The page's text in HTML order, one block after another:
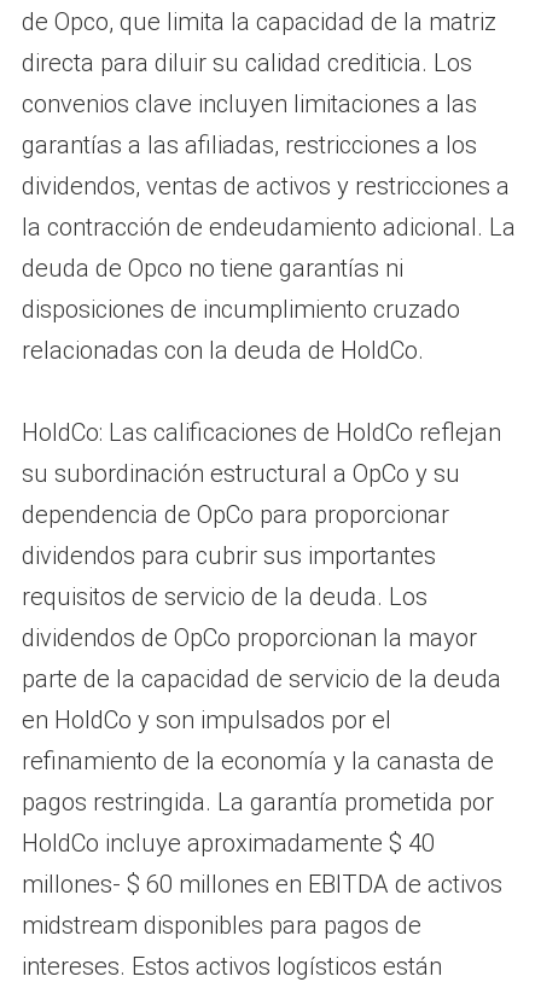
de Opco, que limita la capacidad de la matriz
directa para diluir su calidad crediticia. Los
convenios clave incluyen limitaciones a las
garantías a las afiliadas, restricciones a los
dividendos, ventas de activos y restricciones a
la contracción de endeudamiento adicional. La
deuda de Opco no tiene garantías ni
disposiciones de incumplimiento cruzado
relacionadas con la deuda de HoldCo.
HoldCo: Las calificaciones de HoldCo reflejan
su subordinación estructural a OpCo y su
dependencia de OpCo para proporcionar
dividendos para cubrir sus importantes
requisitos de servicio de la deuda. Los
dividendos de OpCo proporcionan la mayor
parte de la capacidad de servicio de la deuda
en HoldCo y son impulsados ​​por el
refinamiento de la economía y la canasta de
pagos restringida. La garantía prometida por
HoldCo incluye aproximadamente $ 40
millones- $ 60 millones en EBITDA de activos
midstream disponibles para pagos de
intereses. Estos activos logísticos están